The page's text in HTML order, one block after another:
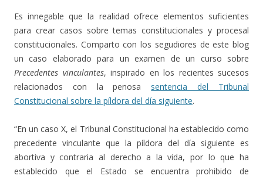
Es innegable que la realidad ofrece elementos suficientes
para crear casos sobre temas constitucionales y procesal
constitucionales. Comparto con los segudiores de este blog
un caso elaborado para un examen de un curso sobre
Precedentes vinculantes, inspirado en los recientes sucesos
relacionados con la penosa sentencia del Tribunal
Constitucional sobre la píldora del día siguiente.
“En un caso X, el Tribunal Constitucional ha establecido como
precedente vinculante que la píldora del día siguiente es
abortiva y contraria al derecho a la vida, por lo que ha
establecido que el Estado se encuentra prohibido de